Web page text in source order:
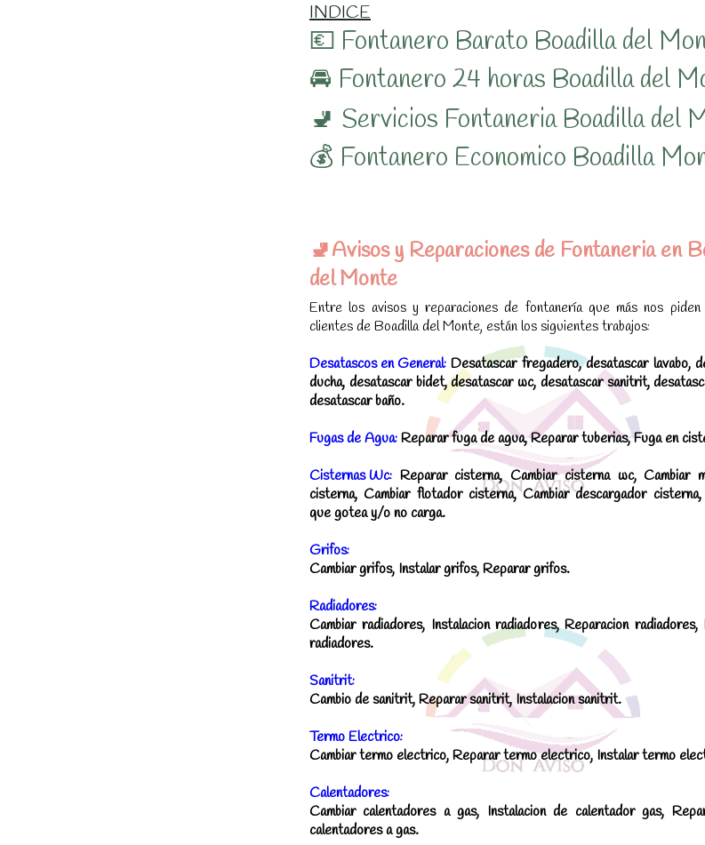
INDICE
💶 Fontanero Barato Boadilla del
🚘 Fontanero 24 horas Boadilla del
🚽 Servicios Fontaneria Boadilla del
💰 Fontanero Economico Boadilla
🚽Avisos y Reparaciones de Fontaneria en
del Monte
Entre los avisos y reparaciones de fontanería que más nos
clientes de Boadilla del Monte, están los siguientes trabajos:
Desatascos en General: Desatascar fregadero, desatascar lavabo,
ducha, desatascar bidet, desatascar wc, desatascar sanitrit,
desatascar baño.
Fugas de Agua:Reparar fuga de agua, Reparar tuberias, Fuga en
Cisternas Wc: Reparar cisterna, Cambiar cisterna wc, Cambiar
cisterna, Cambiar flotador cisterna, Cambiar descargador
que gotea y/o no carga.
Grifos:
Cambiar grifos, Instalar grifos, Reparar grifos.
Radiadores:
Cambiar radiadores, Instalacion radiadores, Reparacion
radiadores.
Sanitrit:
Cambio de sanitrit, Reparar sanitrit, Instalacion sanitrit.
Termo Electrico:
Cambiar termo electrico, Reparar termo electrico, Instalar termo
Calentadores:
Cambiar calentadores a gas, Instalacion de calentador gas,
calentadores a gas.